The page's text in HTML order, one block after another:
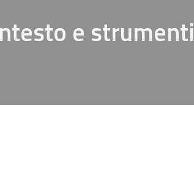
e strumenti